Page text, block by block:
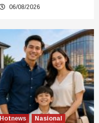
06/08/2026
Hotnews
Nasional